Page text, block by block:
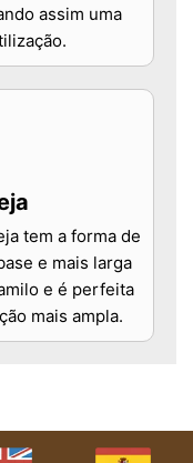
assim uma
tem a forma de
e mais larga
e é perfeita
mais ampla.